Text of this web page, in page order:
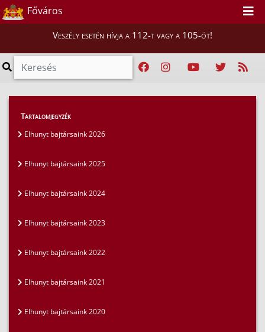
Főváros
Veszély esetén hívja a 112-t vagy a 105-öt!
Magunkról
Elhunyt bajtársaink 2020
Tartalomjegyzék
Elhunyt bajtársaink 2026
Elhunyt bajtársaink 2025
Elhunyt bajtársaink 2024
Elhunyt bajtársaink 2023
Elhunyt bajtársaink 2022
Elhunyt bajtársaink 2021
Elhunyt bajtársaink 2020